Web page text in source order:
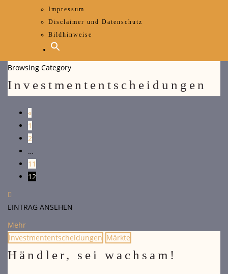
Impressum
Disclaimer und Datenschutz
Bildhinweise
Browsing Category
Investmententscheidungen
«
1
2
…
11
12
EINTRAG ANSEHEN
Mehr
Investmententscheidungen Märkte
Händler, sei wachsam!